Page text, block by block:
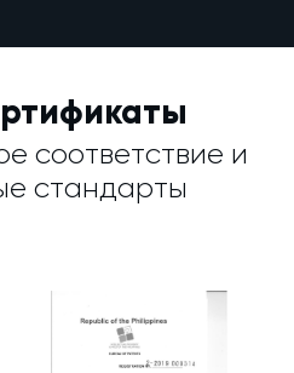
соответствие и
стандарты